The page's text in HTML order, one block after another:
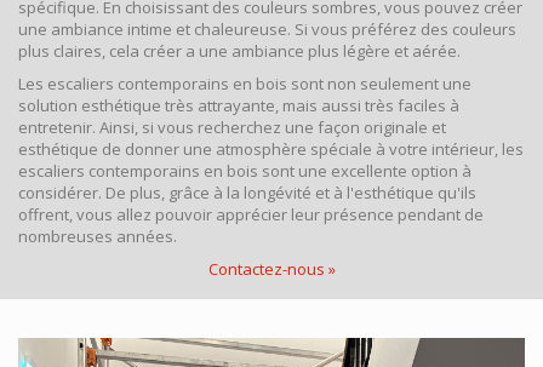
spécifique. En choisissant des couleurs sombres, vous pouvez créer
une ambiance intime et chaleureuse. Si vous préférez des couleurs
plus claires, cela créer a une ambiance plus légère et aérée.
Les escaliers contemporains en bois sont non seulement une
solution esthétique très attrayante, mais aussi très faciles à
entretenir. Ainsi, si vous recherchez une façon originale et
esthétique de donner une atmosphère spéciale à votre intérieur, les
escaliers contemporains en bois sont une excellente option à
considérer. De plus, grâce à la longévité et à l'esthétique qu'ils
offrent, vous allez pouvoir apprécier leur présence pendant de
nombreuses années.
Contactez-nous »